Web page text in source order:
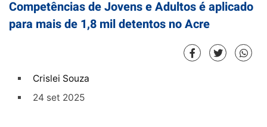
Competências de Jovens e Adultos é aplicado
para mais de 1,8 mil detentos no Acre
Crislei Souza
24 set 2025